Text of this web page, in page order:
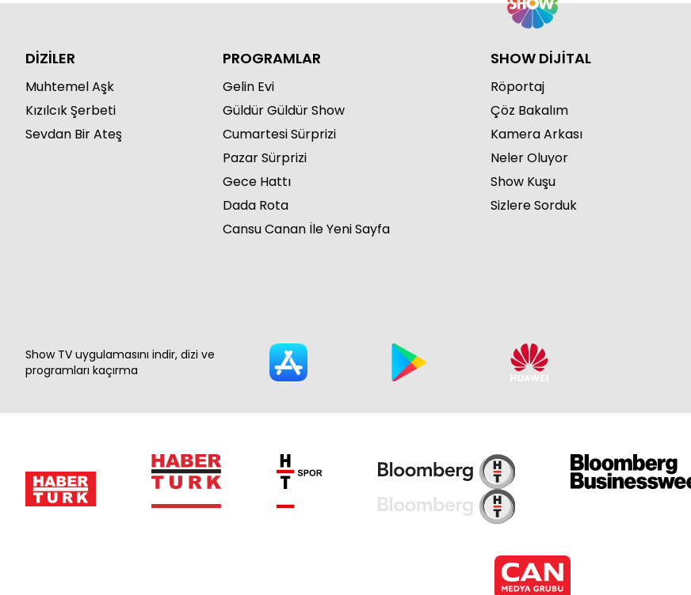
DİZİLER
Muhtemel Aşk
Kızılcık Şerbeti
Sevdan Bir Ateş
PROGRAMLAR
Gelin Evi
Güldür Güldür Show
Cumartesi Sürprizi
Pazar Sürprizi
Gece Hattı
Dada Rota
Cansu Canan İle Yeni Sayfa
SHOW DİJİTAL
Röportaj
Çöz Bakalım
Kamera Arkası
Neler Oluyor
Show Kuşu
Sizlere Sorduk
Show TV uygulamasını indir, dizi ve
programları kaçırma